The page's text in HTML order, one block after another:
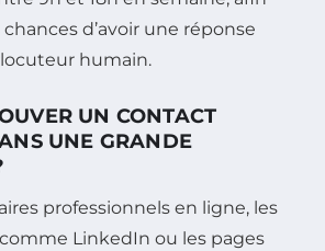
d’avoir une réponse
humain.
UN CONTACT
UNE GRANDE
professionnels en ligne, les
LinkedIn ou les pages